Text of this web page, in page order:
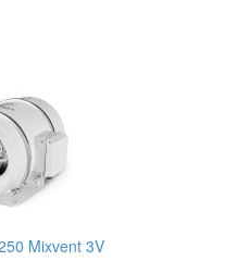
Mixvent 3V